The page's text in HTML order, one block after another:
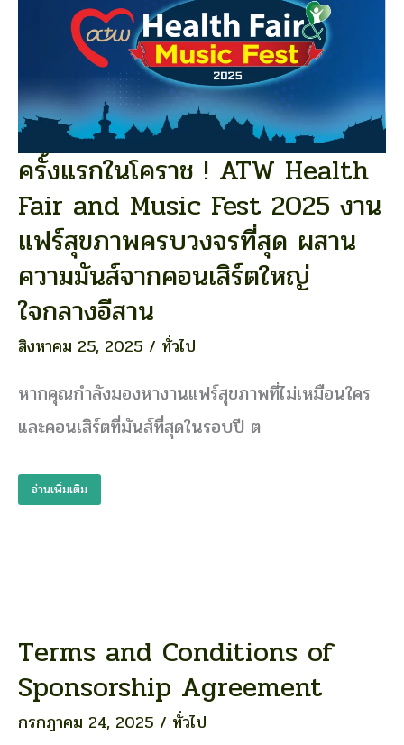
ครั้งแรกในโคราช ! ATW Health
Fair and Music Fest 2025 งาน
แฟร์สุขภาพครบวงจรที่สุด ผสาน
ความมันส์จากคอนเสิร์ตใหญ่
ใจกลางอีสาน
สิงหาคม 25, 2025 / ทั่วไป
หากคุณกำลังมองหางานแฟร์สุขภาพที่ไม่เหมือนใคร
และคอนเสิร์ตที่มันส์ที่สุดในรอบปี ต
ครั้ง
แรก
ใน
โคราช
!
ATW
Fair
Music
2025
งาน
ครบ
วงจร
ผสาน
คอนเสิร์ต
ใหญ่
ใจกลาง
อีสาน
อ่านเพิ่มเติม
Terms and Conditions of
Sponsorship Agreement
กรกฎาคม 24, 2025 / ทั่วไป
Terms
and
Conditions
Sponsorship